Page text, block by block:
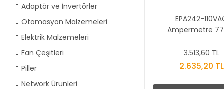
Adaptör ve İnvertörler
Otomasyon Malzemeleri
Elektrik Malzemeleri
Fan Çeşitleri
Piller
Network Ürünleri
EPA242-
Ampermetre
3.513,60 TL
2.635,20 TL